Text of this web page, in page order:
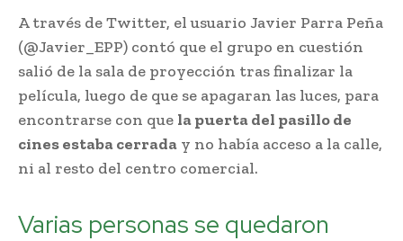
A través de Twitter, el usuario Javier Parra Peña
(@Javier_EPP) contó que el grupo en cuestión
salió de la sala de proyección tras finalizar la
película, luego de que se apagaran las luces, para
encontrarse con que la puerta del pasillo de
cines estaba cerrada y no había acceso a la calle,
ni al resto del centro comercial.
Varias personas se quedaron